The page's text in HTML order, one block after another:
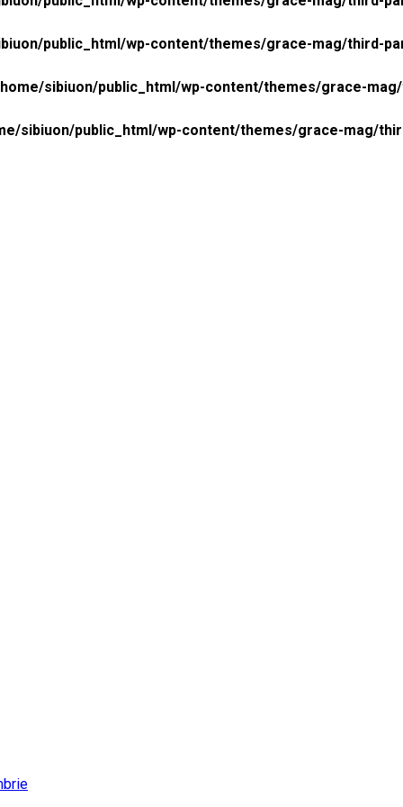
public_html/wp-content/themes/grace-mag/third-
sibiuon/public_html/wp-content/themes/grace-
sibiuon/public_html/wp-content/themes/grace-mag/